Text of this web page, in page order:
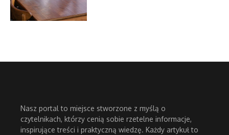
Nasz portal to miejsce stworzone z myślą o
czytelnikach, którzy cenią sobie rzetelne informacje,
inspirujące treści i praktyczną wiedzę. Każdy artykuł to